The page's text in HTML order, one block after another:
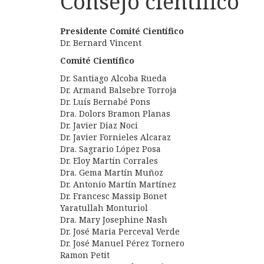
Presidente Comité Científico
Dr. Bernard Vincent
Comité Científico
Dr. Santiago Alcoba Rueda
Dr. Armand Balsebre Torroja
Dr. Luís Bernabé Pons
Dra. Dolors Bramon Planas
Dr. Javier Diaz Noci
Dr. Javier Fornieles Alcaraz
Dra. Sagrario López Posa
Dr. Eloy Martín Corrales
Dra. Gema Martín Muñoz
Dr. Antonio Martín Martínez
Dr. Francesc Massip Bonet
Yaratullah Monturiol
Dra. Mary Josephine Nash
Dr. José Maria Perceval Verde
Dr. José Manuel Pérez Tornero
Ramon Petit